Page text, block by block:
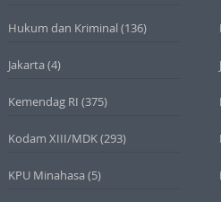
Hukum dan Kriminal (136)
Jakarta (4)
Kemendag RI (375)
Kodam XIII/MDK(293)
KPU Minahasa (5)